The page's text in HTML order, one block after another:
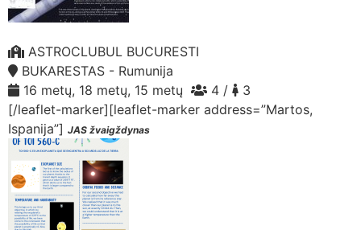
ASTROCLUBUL BUCURESTI
BUKARESTAS - Rumunija
16 metų, 18 metų, 15 metų
4 /
3
[/leaflet-marker][leaflet-marker address=”Martos,
Ispanija”] JAS žvaigždynas